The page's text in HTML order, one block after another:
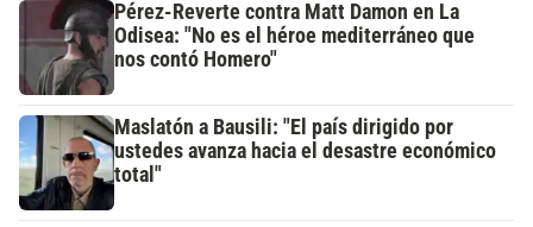
Pérez-Reverte contra Matt Damon en La
Odisea: "No es el héroe mediterráneo que
nos contó Homero"
Maslatón a Bausili: "El país dirigido por
ustedes avanza hacia el desastre económico
total"